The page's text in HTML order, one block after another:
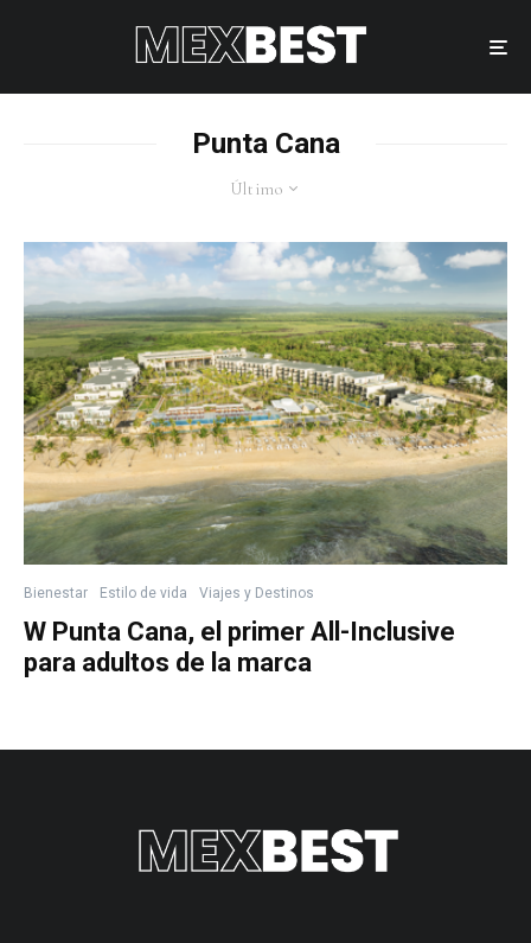
Punta Cana
Último
Bienestar Estilo de vida Viajes y Destinos
W Punta Cana, el primer All-Inclusive
para adultos de la marca